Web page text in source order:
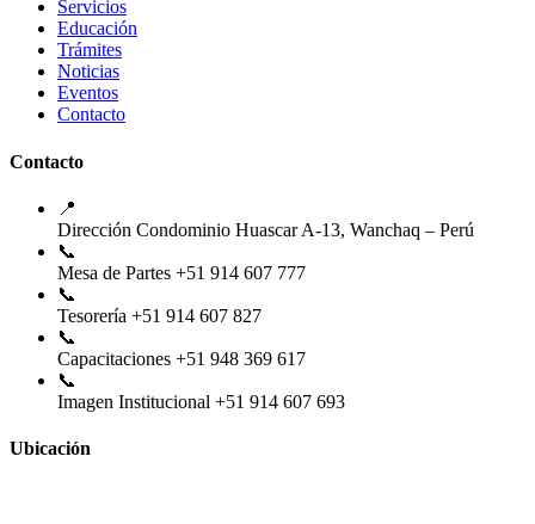
Servicios
Educación
Trámites
Noticias
Eventos
Contacto
Contacto
📍
Dirección Condominio Huascar A-13, Wanchaq – Perú
📞
Mesa de Partes +51 914 607 777
📞
Tesorería +51 914 607 827
📞
Capacitaciones +51 948 369 617
📞
Imagen Institucional +51 914 607 693
Ubicación